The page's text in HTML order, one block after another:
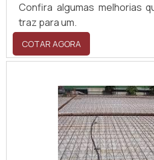
Confira algumas melhorias
traz para um.
COTAR AGORA